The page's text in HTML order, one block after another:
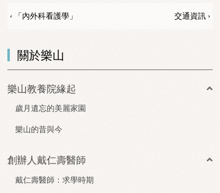
‹ 「內外科看護學」 交通資訊 ›
關於樂山
樂山教養院緣起
歲月遺忘的美麗家園
樂山的昔與今
創辦人戴仁壽醫師
戴仁壽醫師：求學時期